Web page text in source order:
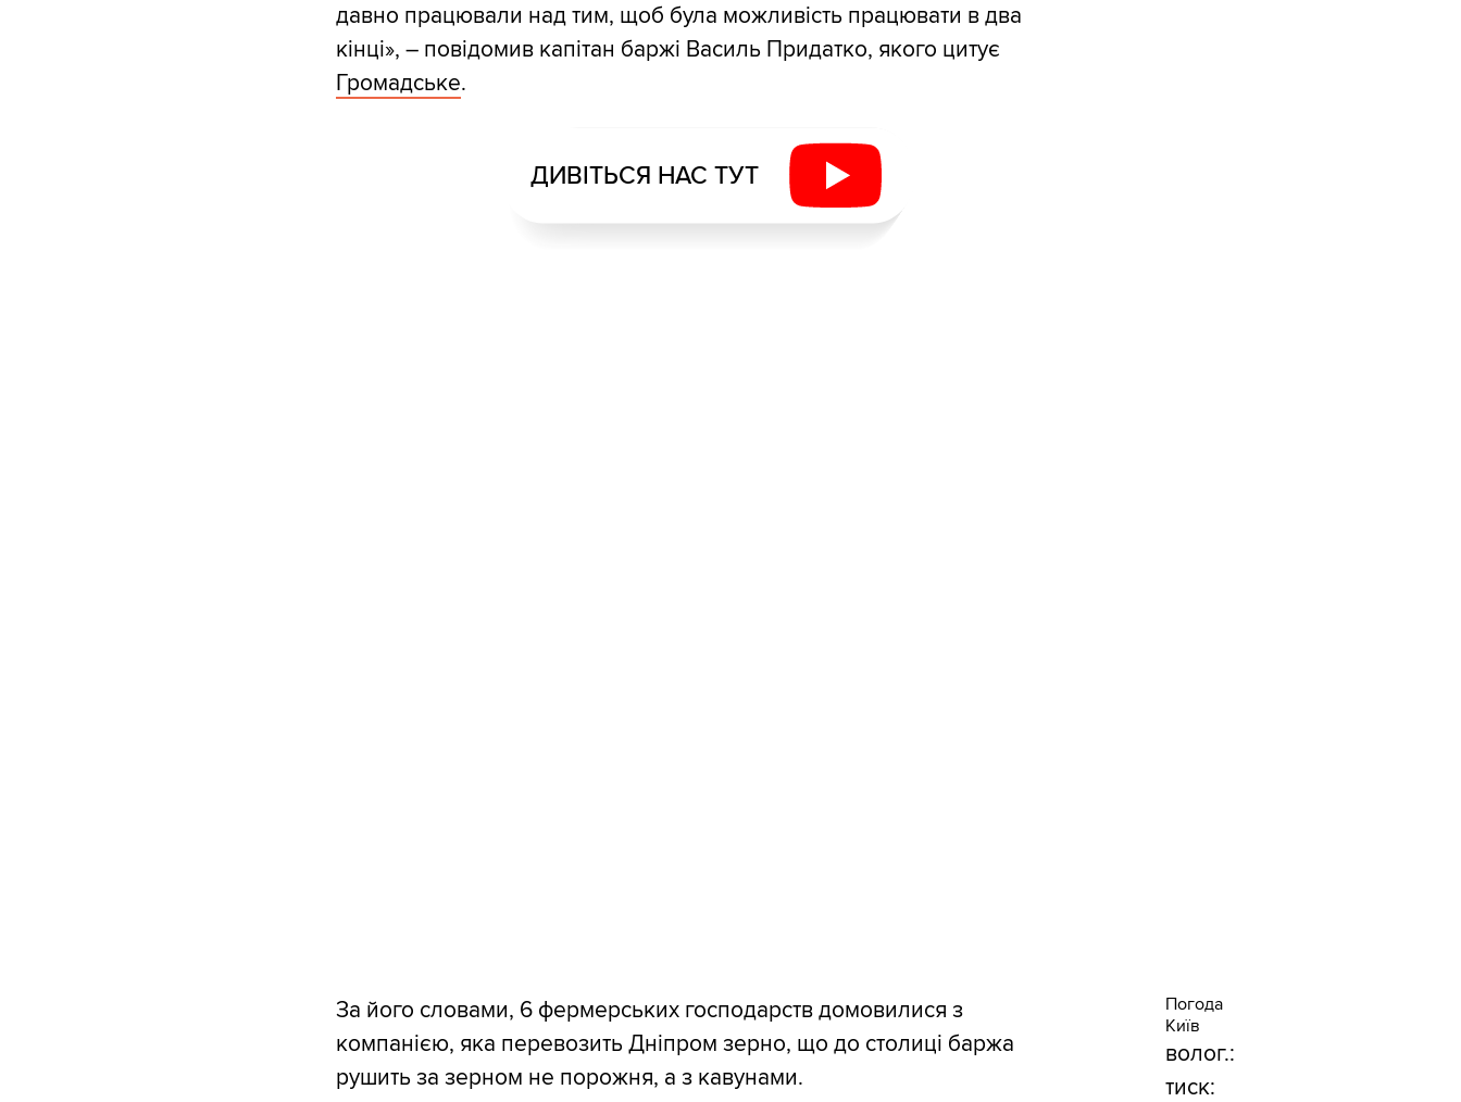
давно працювали над тим, щоб була можливість працювати в два
кінці», – повідомив капітан баржі Василь Придатко, якого цитує
Громадське.
ДИВІТЬСЯ НАС ТУТ
За його словами, 6 фермерських господарств домовилися з
компанією, яка перевозить Дніпром зерно, що до столиці баржа
рушить за зерном не порожня, а з кавунами.
Погода
Київ
волог.:
тиск: